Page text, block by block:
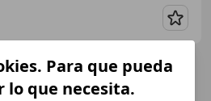
Para que pueda
lo que necesita.